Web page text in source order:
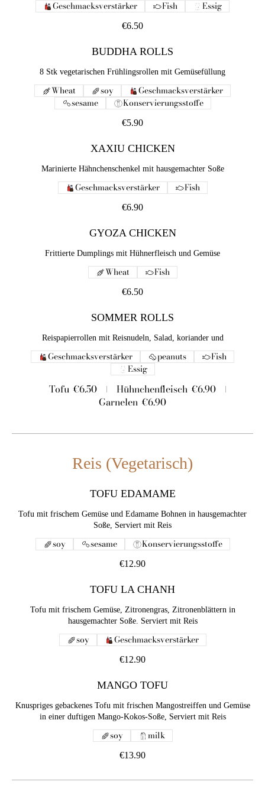
€6.50
Geschmacksverstärker Fish Essig
BUDDHA ROLLS
8 Stk vegetarischen Frühlingsrollen mit Gemüsefüllung
€5.90
Wheat soy
Geschmacksverstärker
sesame
Konservierungsstoffe
XAXIU CHICKEN
Marinierte Hähnchenschenkel mit hausgemachter Soße
€6.90
Geschmacksverstärker Fish
GYOZA CHICKEN
Frittierte Dumplings mit Hühnerfleisch und Gemüse
€6.50
Wheat Fish
SOMMER ROLLS
Reispapierrollen mit Reisnudeln, Salad, koriander und
Tofu €6.50 Hühnchenfleisch €6.90
Garnelen €6.90
Geschmacksverstärker peanuts
Fish
Essig
Reis (Vegetarisch)
TOFU EDAMAME
Tofu mit frischem Gemüse und Edamame Bohnen in hausgemachter
Soße, Serviert mit Reis
€12.90
soy sesame Konservierungsstoffe
TOFU LA CHANH
Tofu mit frischem Gemüse, Zitronengras, Zitronenblättern in
hausgemachter Soße. Serviert mit Reis
€12.90
soy Geschmacksverstärker
MANGO TOFU
Knuspriges gebackenes Tofu mit frischen Mangostreiffen und Gemüse
in einer duftigen Mango-Kokos-Soße, Serviert mit Reis
€13.90
soy milk